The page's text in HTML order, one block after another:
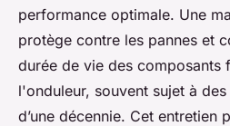
performance optimale. Une
protège contre les pannes et
durée de vie des composants
l'onduleur, souvent sujet à
d’une décennie. Cet entretien